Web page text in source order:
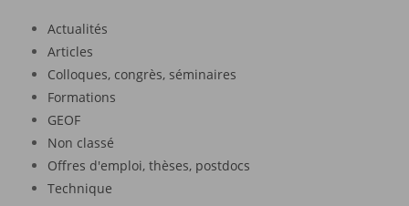
Actualités
Articles
Colloques, congrès, séminaires
Formations
GEOF
Non classé
Offres d'emploi, thèses, postdocs
Technique